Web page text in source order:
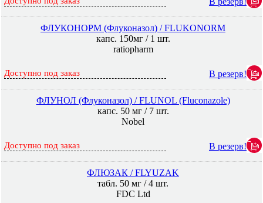
ФЛУКОНОРМ (Флуконазол) / FLUKONORM
капс. 150мг / 1 шт.
ratiopharm
Доступно под заказ В резерв!
ФЛУНОЛ (Флуконазол) / FLUNOL (Fluconazole)
капс. 50 мг / 7 шт.
Nobel
Доступно под заказ В резерв!
ФЛЮЗАК / FLYUZAK
табл. 50 мг / 4 шт.
FDC Ltd